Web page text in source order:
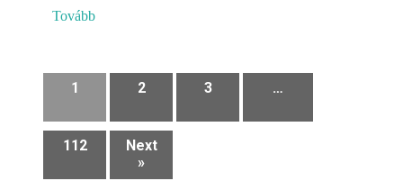
Tovább
1 2 3 …
112
Next
»